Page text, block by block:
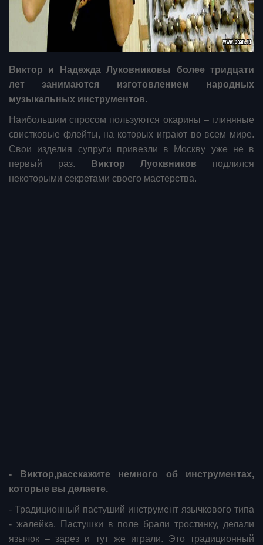
Виктор и Надежда Луковниковы более тридцати
лет занимаются изготовлением народных
музыкальных инструментов.
Наибольшим спросом пользуются окарины – глиняные
свистковые флейты, на которых играют во всем мире.
Свои изделия супруги привезли в Москву уже не в
первый раз.
Виктор Луоквников подлился
некоторыми секретами своего мастерства.
- Виктор,расскажите немного об инструментах,
которые вы делаете.
- Традиционный пастуший инструмент язычкового типа
- жалейка. Пастушки в поле брали тростинку, делали
язычок – зарез и тут же играли. Это традиционный